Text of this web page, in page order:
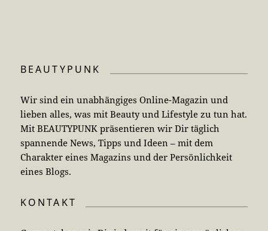
BEAUTYPUNK
Wir sind ein unabhängiges Online-Magazin und
lieben alles, was mit Beauty und Lifestyle zu tun hat.
Mit BEAUTYPUNK präsentieren wir Dir täglich
spannende News, Tipps und Ideen – mit dem
Charakter eines Magazins und der Persönlichkeit
eines Blogs.
KONTAKT